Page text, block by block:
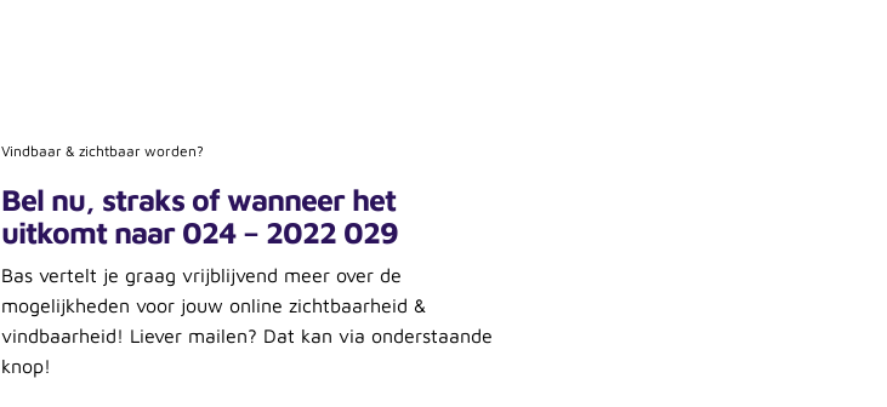
Vindbaar & zichtbaar worden?
Bel nu, straks of wanneer het
uitkomt naar 024 – 2022 029
Bas vertelt je graag vrijblijvend meer over de
mogelijkheden voor jouw online zichtbaarheid &
vindbaarheid! Liever mailen? Dat kan via onderstaande
knop!